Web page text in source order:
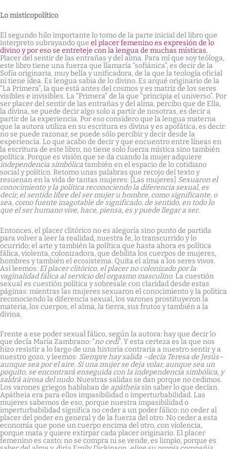
Lo misticopolítico
El segundo hilo importante lo tomo de la parte inicial del libro que
interpreto subrayando que el placer femenino es expresión de lo
divino y por eso se entreteje con la lengua de muchas místicas.
Placer del sentir de las entrañas y del alma. Para mí que soy teóloga,
este libro tiene una fuerza que llamaría “sofiánica”, es decir de la
Sofía originaria, muy bella y unificadora, de la que la teología oficial
ni tiene idea. Es lengua sabia de lo divino. Es arqué originario de la
“La Primera”, la que está antes del cosmos y es matriz de los seres
visibles e invisibles. La “Primera” de la que “principia el universo”. Por
ser placer del sentir de las entrañas y del alma, percibo que de Ella,
la divina, se puede decir algo solo a partir de nosotras, es decir a
partir de la experiencia. Por eso considero que la lengua materna
que la autora utiliza en su escritura es divina y es apofática, es decir:
no se puede razonar, se puede sólo percibir y decir desde la
experiencia. Lo que acabo de decir y que encuentro entre líneas en
la escritura de este libro, no tiene solo fuerza mística sino también
política. Porque es visión que se da cuando la mujer adquiere
independencia simbólicatambién en el espacio de lo cotidiano
social y político. Retomo unas palabras que recojo del texto y
resuenan en la vida de tantas mujeres: [Las mujeres] Sexuaron el
conocimiento y la política reconociendo la diferencia sexual, es
decir, el sentido libre del ser mujer u hombre, como significante, o
sea, como fuente inagotable de significado, de sentido, en todo lo
que el ser humano vive, hace, piensa, es y puede llegar a ser.
Entonces, el placer clitórico no es alegoría sino punto de partida
para volver a leer la realidad, nuestra fe, lo transcurrido y lo
ocurrido; el arte y también la política que hasta ahora es política
fálica, violenta, colonizadora, que debilita los cuerpos de mujeres,
hombres y también el ecosistema. Quita el alma a los seres vivos.
Así leemos: El placer clitórico, el placer no colonizado por la
vaginalidad fálica al servicio del orgasmo masculino. La cuestión
sexual es cuestión política y sobresale con claridad desde estas
páginas: mientras las mujeres sexuaron el conocimiento y la política
reconociendo la diferencia sexual, los varones prostituyeron la
materia, los cuerpos, el alma, la tierra, sus frutos y también a la
divina.
Frente a ese poder sexual fálico, según la autora: hay que decir lo
que decía María Zambrano: “no cedí”. Y esta certeza es la que nos
hizo resistir a lo largo de una historia contraria a nuestro sentir y a
nuestro gozo, y leemos: Siempre hay salida –decía Teresa de Jesús–
aunque sea por el aire. Si una mujer se deja volar, aunque sea un
poquito, se encontrará enseguida con la independencia simbólica, y
saldrá airosa del nudo. Nuestras salidas se dan porque no cedimos.
Los varones griegos hablaban de apátheia sin saber lo que decían.
Apátheia era para ellos impasibilidad o imperturbabilidad. Las
mujeres sabemos de eso, porque nuestra impasibilidad o
imperturbabilidad significa no ceder a un poder fálico; no ceder al
placer del poder en general y de la fuerza del otro. No ceder a esta
economía que pone un cuerpo encima del otro, con violencia,
porque mata y quiere extirpar cada placer originario. El placer
femenino es casto; no se compra ni se vende, es limpio, porque es